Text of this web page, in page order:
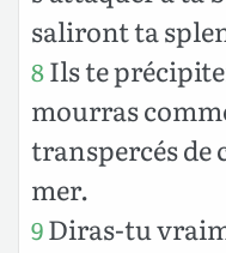
saliront ta
8Ils te
mourras
transpercés de
mer.
9Diras-tu